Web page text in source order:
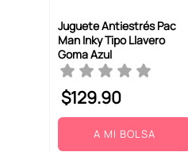
Juguete Antiestrés Pac
Man Inky Tipo Llavero
Goma Azul
$129.90
A MI BOLSA